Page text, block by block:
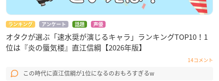
ランキング アンケート 話題 声優
オタクが選ぶ「速水奨が演じるキャラ」ランキングTOP10！1
位は『炎の蜃気楼』直江信綱【2026年版】
14コメント
この時代に直江信綱が1位になるのおもろすぎるw